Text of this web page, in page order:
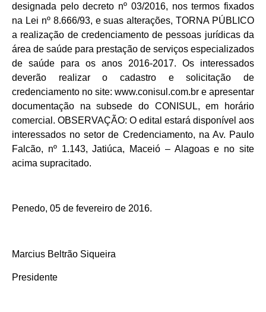
designada pelo decreto nº 03/2016, nos termos fixados
na Lei nº 8.666/93, e suas alterações, TORNA PÚBLICO
a realização de credenciamento de pessoas jurídicas da
área de saúde para prestação de serviços especializados
de saúde para os anos 2016-2017. Os interessados
deverão realizar o cadastro e solicitação de
credenciamento no site: www.conisul.com.br e apresentar
documentação na subsede do CONISUL, em horário
comercial. OBSERVAÇÃO: O edital estará disponível aos
interessados no setor de Credenciamento, na Av. Paulo
Falcão, nº 1.143, Jatiúca, Maceió – Alagoas e no site
acima supracitado.
Penedo, 05 de fevereiro de 2016.
Marcius Beltrão Siqueira
Presidente